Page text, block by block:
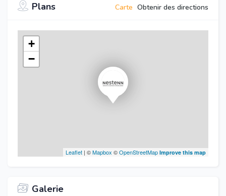
Plans Carte Obtenir des directions
+
−
Leaflet | ©Mapbox ©OpenStreetMap Improve this map
Galerie